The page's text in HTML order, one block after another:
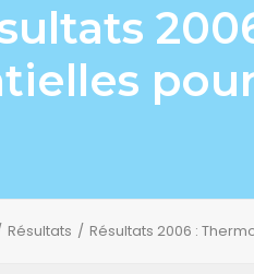
Résultats Résultats 2006 :